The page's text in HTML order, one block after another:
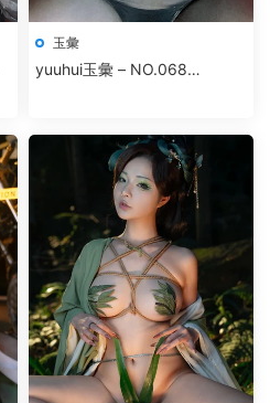
玉彙
yuuhui玉彙 – NO.068